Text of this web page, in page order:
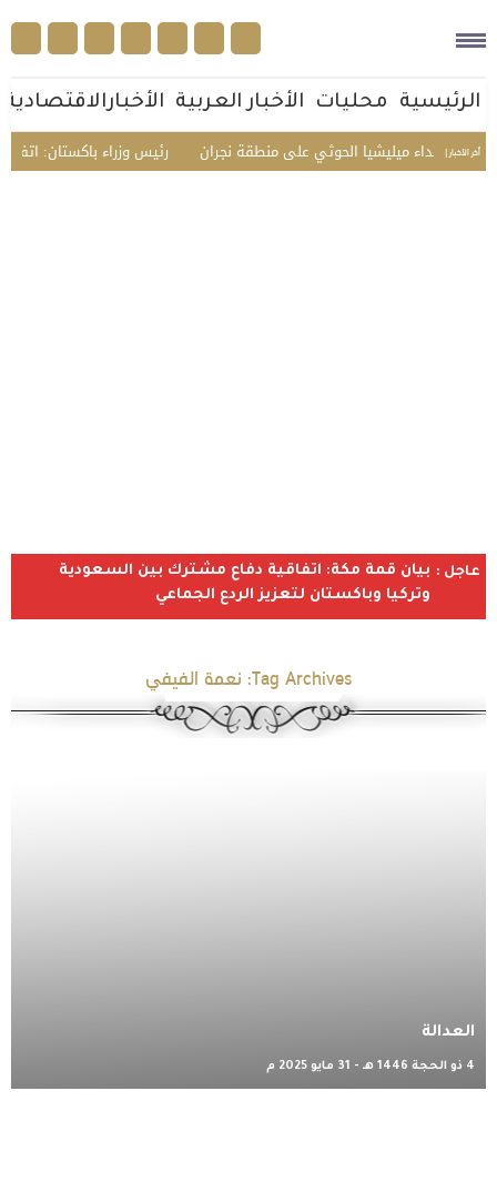
الرئيسية محليات الأخبار العربية الأخبارالاقتصادية
أخر الأخبار | رئيس وزراء باكستان: اعتداء ميليشيا الحوثي على منطقة نجران
عاجل : بيان قمة مكة: اتفاقية دفاع مشترك بين السعودية
وتركيا وباكستان لتعزيز الردع الجماعي
Tag Archives: نعمة الفيفي
العدالة
4 ذو الحجة 1446 هـ - 31 مايو 2025 م